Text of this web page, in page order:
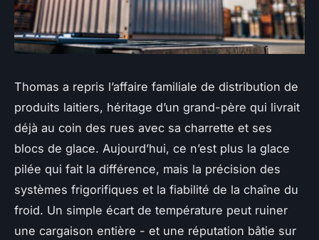
Thomas a repris l’affaire familiale de distribution de
produits laitiers, héritage d’un grand-père qui livrait
déjà au coin des rues avec sa charrette et ses
blocs de glace. Aujourd’hui, ce n’est plus la glace
pilée qui fait la différence, mais la précision des
systèmes frigorifiques et la fiabilité de la chaîne du
froid. Un simple écart de température peut ruiner
une cargaison entière - et une réputation bâtie sur